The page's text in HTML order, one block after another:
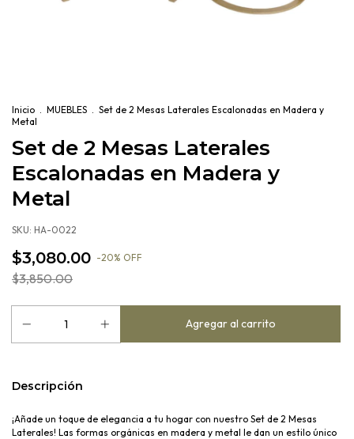
Inicio . MUEBLES . Set de 2 Mesas Laterales Escalonadas en Madera y
Metal
Set de 2 Mesas Laterales
Escalonadas en Madera y
Metal
SKU: HA-0022
$3,080.00 -20% OFF
$3,850.00
Descripción
¡Añade un toque de elegancia a tu hogar con nuestro Set de 2 Mesas
Laterales! Las formas orgánicas en madera y metal le dan un estilo único